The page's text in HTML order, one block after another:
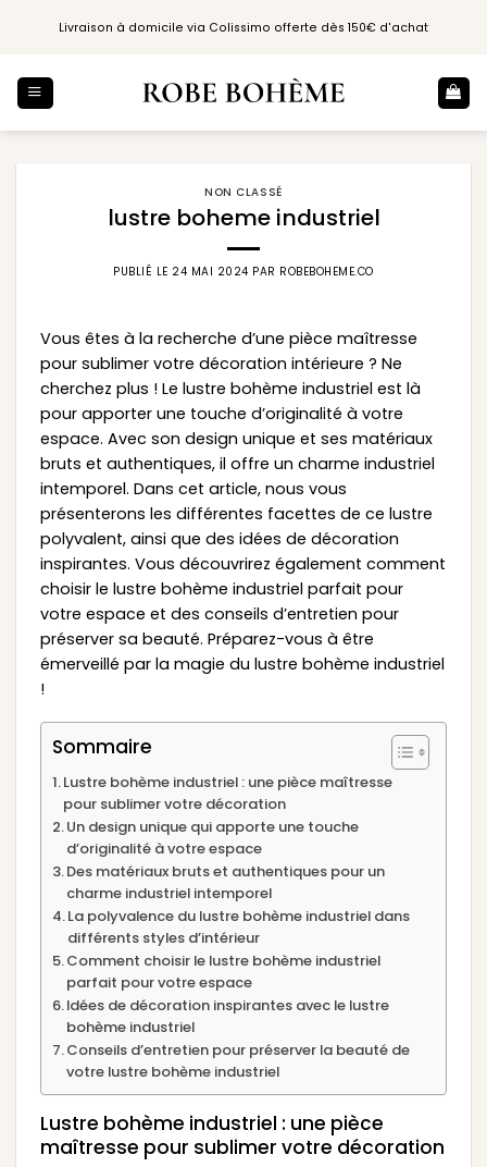
Livraison à domicile via Colissimo offerte dès 150€ d'achat
NON CLASSÉ
lustre boheme industriel
PUBLIÉ LE 24 MAI 2024 PAR ROBEBOHEME.CO
Vous êtes à la recherche d’une pièce maîtresse
pour sublimer votre décoration intérieure ? Ne
cherchez plus ! Le lustre bohème industriel est là
pour apporter une touche d’originalité à votre
espace. Avec son design unique et ses matériaux
bruts et authentiques, il offre un charme industriel
intemporel. Dans cet article, nous vous
présenterons les différentes facettes de ce lustre
polyvalent, ainsi que des idées de décoration
inspirantes. Vous découvrirez également comment
choisir le lustre bohème industriel parfait pour
votre espace et des conseils d’entretien pour
préserver sa beauté. Préparez-vous à être
émerveillé par la magie du lustre bohème industriel
!
Sommaire
Lustre bohème industriel : une pièce maîtresse
pour sublimer votre décoration
Un design unique qui apporte une touche
d’originalité à votre espace
Des matériaux bruts et authentiques pour un
charme industriel intemporel
La polyvalence du lustre bohème industriel dans
différents styles d’intérieur
Comment choisir le lustre bohème industriel
parfait pour votre espace
Idées de décoration inspirantes avec le lustre
bohème industriel
Conseils d’entretien pour préserver la beauté de
votre lustre bohème industriel
Lustre bohème industriel : une pièce
maîtresse pour sublimer votre décoration